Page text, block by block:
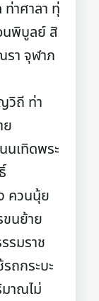
าศาลา ทุ่
นพิบูลย์ สิ
รา จุฬาภ
วิถี ท่า
ย
นเทิดพระ
ควนนุ้ย
ขนย้าย
รมราช
ถกระบะ
าณไม่